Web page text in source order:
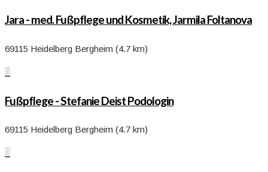
Jara - med. Fußpflege und Kosmetik, Jarmila Foltanova
69115 Heidelberg Bergheim (4.7 km)

Fußpflege - Stefanie Deist Podologin
69115 Heidelberg Bergheim (4.7 km)
